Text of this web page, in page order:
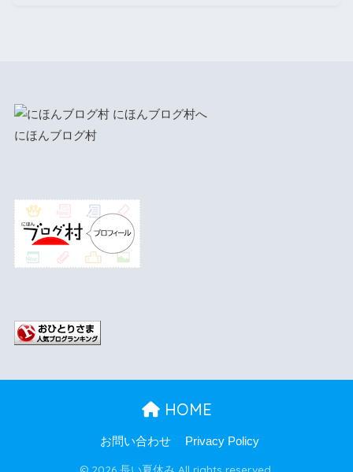
にほんブログ村
HOME
お問い合わせ Privacy Policy
© 2026 長い夏休み All rights reserved.